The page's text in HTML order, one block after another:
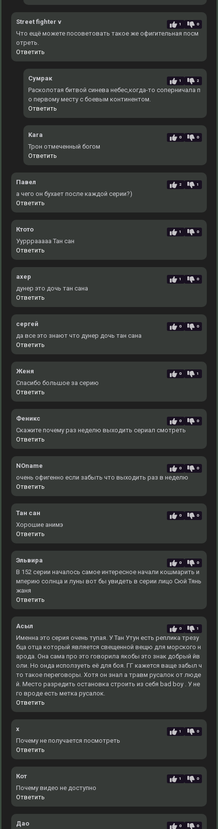
Street fighter v 1 0
Что ещё можете посоветовать такое же офигительная посм
отреть.
Ответить
Сумрак 1 2
Расколотая битвой синева небес,когда-то соперничала п
о первому месту с боевым континентом.
Ответить
Kara 0 0
Трон отмеченный богом
Ответить
Павел 2 1
а чего он бухает после каждой серии?)
Ответить
Ктото 1 0
Уурррааааа Тан сан
Ответить
ахер 1 0
дунер это дочь тан сана
Ответить
сергей 0 0
да все это знают что дунер дочь тан сана
Ответить
Женя 0 1
Спасибо большое за серию
Ответить
Феникс 0 0
Скажите почему раз неделю выходить сериал смотреть
Ответить
NOname 0 0
очень офигенно если забыть что выходить раз в неделю
Ответить
Тан сан 0 0
Хорошие анимэ
Ответить
Эльвира 0 0
В 152 серии началось самое интересное начали кошмарить и
мперию солнца и луны вот бы увидеть в серии лицо Сюй Тянь
жаня
Ответить
Асыл 0 1
Именна это серия очень тупая. У Тан Утун есть реплика трезу
бца отца который является свещенной вещю для морского н
арода. Она сама про это говорила якобы это знак добрый йв
оли. Но онда исползуеть её для боя. ГГ кажется ваще забыл ч
то такое переговоры. Хотя он знал а травм русалок от люде
й. Место разредить остановка строить из себя bad boy . У не
го вроде есть метка русалок.
Ответить
x 1 0
Почему не получается посмотреть
Ответить
Кот 1 0
Почему видео не доступно
Ответить
Дао 0 0